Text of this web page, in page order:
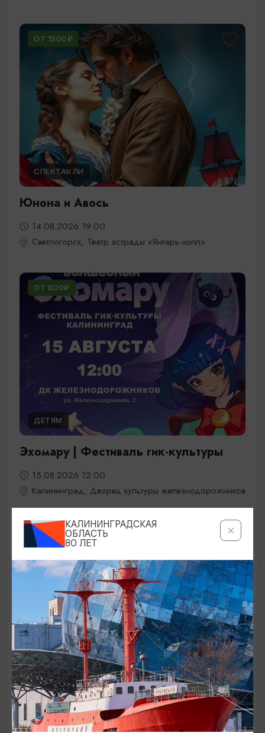
ОТ 1500₽
СПЕКТАКЛИ
Юнона и Авось
14.08.2026 19:00
Светлогорск, Театр эстрады «Янтарь-холл»
ОТ 800₽
ДЕТЯМ
Эхомару | Фестиваль гик-культуры
15.08.2026 12:00
Калининград, Дворец культуры железнодорожников
ОТ 5000₽
КОНЦЕРТЫ
Jony / Джони
15.08.2026 19:00
КАЛИНИНГРАДСКАЯ
ОБЛАСТЬ
80 ЛЕТ